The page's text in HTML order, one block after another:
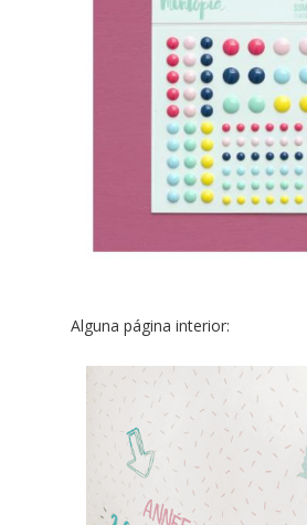
Alguna página interior: